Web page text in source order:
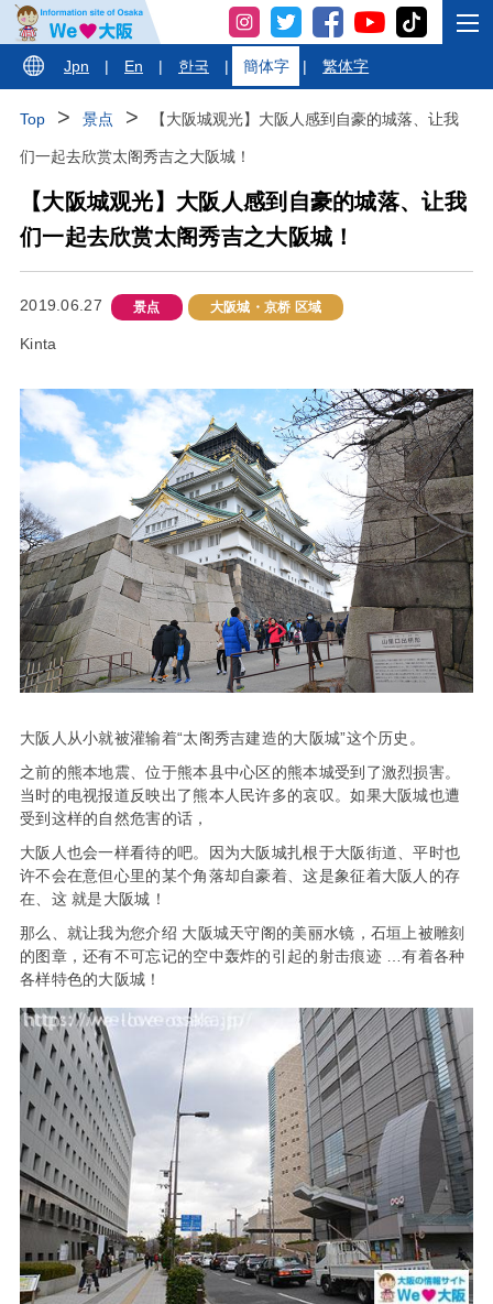
Jpn | En | 한국 | 簡体字 | 繁体字
Top 景点 【大阪城观光】大阪人感到自豪的城落、让我
们一起去欣赏太阁秀吉之大阪城！
【大阪城观光】大阪人感到自豪的城落、让我
们一起去欣赏太阁秀吉之大阪城！
2019.06.27 景点 大阪城・京桥 区域
Kinta
大阪人从小就被灌输着“太阁秀吉建造的大阪城”这个历史。
之前的熊本地震、位于熊本县中心区的熊本城受到了激烈损害。
当时的电视报道反映出了熊本人民许多的哀叹。如果大阪城也遭
受到这样的自然危害的话，
大阪人也会一样看待的吧。因为大阪城扎根于大阪街道、平时也
许不会在意但心里的某个角落却自豪着、这是象征着大阪人的存
在、这 就是大阪城！
那么、就让我为您介绍 大阪城天守阁的美丽水镜，石垣上被雕刻
的图章，还有不可忘记的空中轰炸的引起的射击痕迹 …有着各种
各样特色的大阪城！